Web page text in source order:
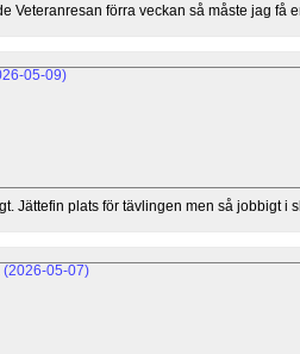
Veteranresan förra veckan så måste jag
Jättefin plats för tävlingen men så jobbigt i